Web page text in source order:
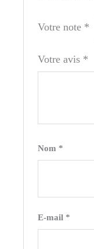
Votre note *
Votre avis *
Nom *
E-mail *